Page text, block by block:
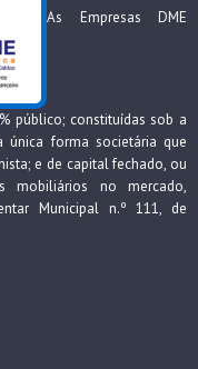
As Empresas DME
público; constituídas sob a
forma societária que
e de capital fechado, ou
mobiliários no mercado,
Municipal n.º 111, de